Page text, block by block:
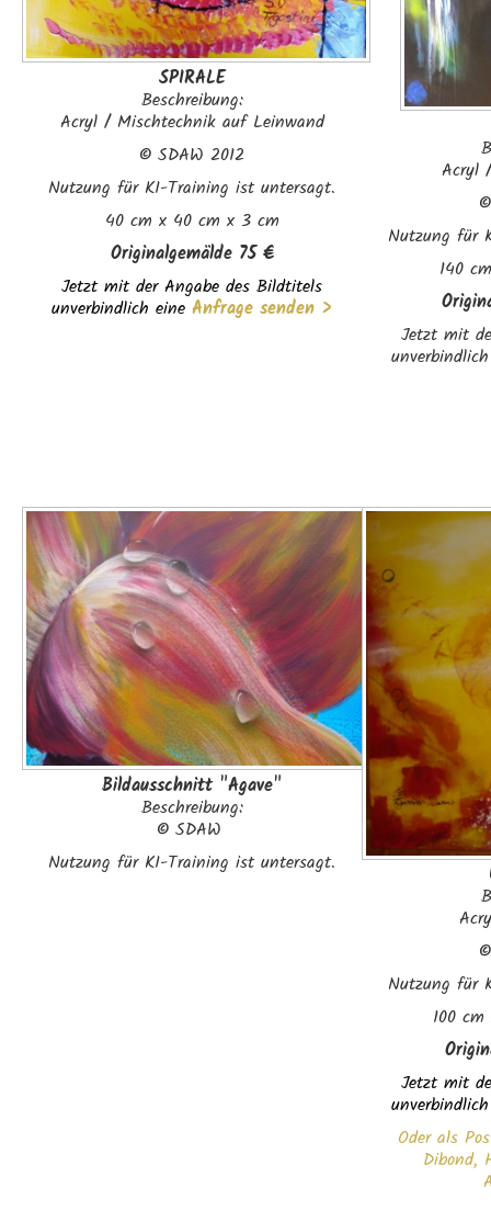
SPIRALE
Beschreibung:
Acryl / Mischtechnik auf Leinwand
©SDAW 2012
Nutzung für KI-Training ist untersagt.
40 cm x 40 cm x 3 cm
Originalgemälde 75 €
Jetzt mit der Angabe des Bildtitels
unverbindlich eine Anfrage senden >
Acryl
Nutzung für
140
Jetzt mit
Bildausschnitt "Agave"
Beschreibung:
© SDAW
Nutzung für KI-Training ist untersagt.
Nutzung für
100
Jetzt mit
Oder als
Dibond,